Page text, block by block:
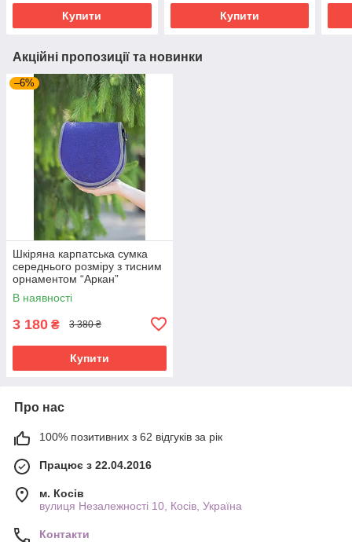
Купити Купити
Акційні пропозиції та новинки
–6%
Шкіряна карпатська сумка
середнього розміру з тисним
орнаментом “Аркан”
ультрамаринового кольору,
20х21х8 см
В наявності
3 180 ₴ 3 380 ₴
Купити
Про нас
100% позитивних з 62 відгуків за рік
Працює з 22.04.2016
м. Косів
вулиця Незалежності 10, Косів, Україна
Контакти